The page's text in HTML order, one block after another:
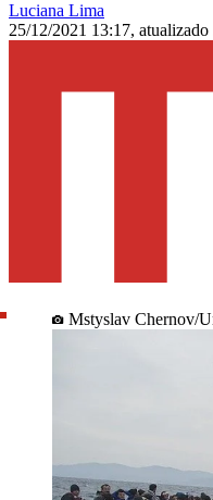
Luciana Lima
25/12/2021 13:17, atualizado
Mstyslav Chernov/